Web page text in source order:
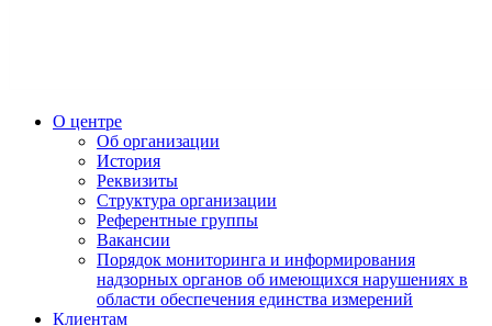
О центре
Об организации
История
Реквизиты
Структура организации
Референтные группы
Вакансии
Порядок мониторинга и информирования
надзорных органов об имеющихся нарушениях в
области обеспечения единства измерений
Клиентам